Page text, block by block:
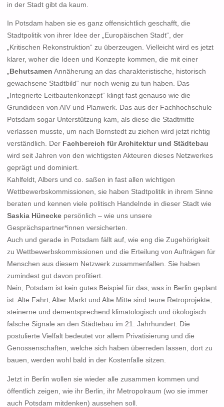
in der Stadt gibt da kaum.
In Potsdam haben sie es ganz offensichtlich geschafft, die
Stadtpolitik von ihrer Idee der „Europäischen Stadt“, der
„Kritischen Rekonstruktion“ zu überzeugen. Vielleicht wird es jetzt
klarer, woher die Ideen und Konzepte kommen, die mit einer
„Behutsamen Annäherung an das charakteristische, historisch
gewachsene Stadtbild“ nur noch wenig zu tun haben. Das
„Integrierte Leitbautenkonzept“ klingt fast genauso wie die
Grundideen von AIV und Planwerk. Das aus der Fachhochschule
Potsdam sogar Unterstützung kam, als diese die Stadtmitte
verlassen musste, um nach Bornstedt zu ziehen wird jetzt richtig
verständlich. Der Fachbereich für Architektur und Städtebau
wird seit Jahren von den wichtigsten Akteuren dieses Netzwerkes
geprägt und dominiert.
Kahlfeldt, Albers und co. saßen in fast allen wichtigen
Wettbewerbskommissionen, sie haben Stadtpolitik in ihrem Sinne
beraten und kennen viele politisch Handelnde in dieser Stadt wie
Saskia Hüneckepersönlich – wie uns unsere
Gesprächspartner*innen versicherten.
Auch und gerade in Potsdam fällt auf, wie eng die Zugehörigkeit
zu Wettbewerbskommissionen und die Erteilung von Aufträgen für
Menschen aus diesem Netzwerk zusammenfallen. Sie haben
zumindest gut davon profitiert.
Nein, Potsdam ist kein gutes Beispiel für das, was in Berlin geplant
ist. Alte Fahrt, Alter Markt und Alte Mitte sind teure Retroprojekte,
steinerne und dementsprechend klimatologisch und ökologisch
falsche Signale an den Städtebau im 21. Jahrhundert. Die
postulierte Vielfalt bedeutet vor allem Privatisierung und die
Genossenschaften, welche sich haben überreden lassen, dort zu
bauen, werden wohl bald in der Kostenfalle sitzen.
Jetzt in Berlin wollen sie wieder alle zusammen kommen und
öffentlich zeigen, wie ihr Berlin, ihr Metropolraum (wo sie immer
auch Potsdam mitdenken) aussehen soll.